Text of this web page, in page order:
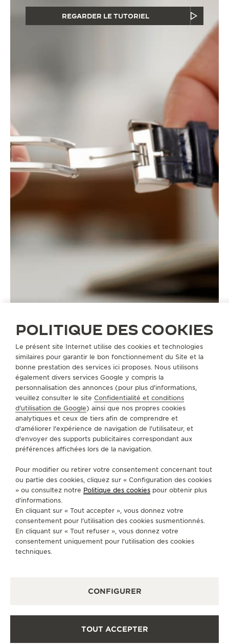
REGARDER LE TUTORIEL
BRACELETSQC218676
SUIVEZ-NOUS
S'INSCRIRE À LA NEWSLETTER
A PROPOS DE NOUS
SERVICES
CONTACT
POLITIQUE DE CONFIDENTIALITÉ
FICHE RELATIVE AUX QUALITÉS ET CARACTÉRISTIQUES
POLITIQUE DES COOKIES
Le présent site Internet utilise des cookies et technologies
similaires pour garantir le bon fonctionnement du Site et la
bonne prestation des services ici proposes. Nous utilisons
également divers services Google y compris la
personnalisation des annonces (pour plus d'informations,
veuillez consulter le site Confidentialité et conditions
d'utilisation de Google) ainsi que nos propres cookies
analytiques et ceux de tiers afin de comprendre et
d'améliorer l'expérience de navigation de l'utilisateur, et
d'envoyer des supports publicitaires correspondant aux
préférences affichées lors de la navigation.
Pour modifier ou retirer votre consentement concernant tout
ou partie des cookies, cliquez sur « Configuration des cookies
» ou consultez notre Politique des cookies pour obtenir plus
d’informations.
En cliquant sur « Tout accepter », vous donnez votre
consentement pour l’utilisation des cookies susmentionnés.
En cliquant sur « Tout refuser », vous donnez votre
consentement uniquement pour l’utilisation des cookies
techniques.
CONFIGURER
TOUT ACCEPTER